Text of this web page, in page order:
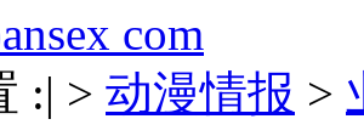
com
:| > 动漫情报 >